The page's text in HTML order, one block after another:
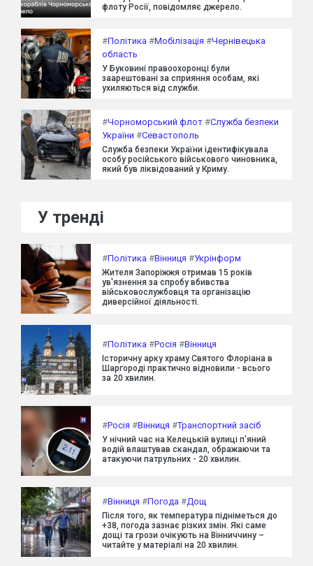
флоту Росії, повідомляє джерело.
#Політика #Мобілізація #Чернівецька
область
У Буковині правоохоронці були
заарештовані за сприяння особам, які
ухиляються від служби.
#Чорноморський флот #Служба безпеки
України #Севастополь
Служба безпеки України ідентифікувала
особу російського військового чиновника,
який був ліквідований у Криму.
У тренді
#Політика #Вінниця #Укрінформ
Жителя Запоріжжя отримав 15 років
ув'язнення за спробу вбивства
військовослужбовця та організацію
диверсійної діяльності.
#Політика #Росія #Вінниця
Історичну арку храму Святого Флоріана в
Шаргороді практично відновили - всього
за 20 хвилин.
#Росія #Вінниця #Транспортний засіб
У нічний час на Келецькій вулиці п'яний
водій влаштував скандал, ображаючи та
атакуючи патрульних - 20 хвилин.
#Вінниця #Погода #Дощ
Після того, як температура підніметься до
+38, погода зазнає різких змін. Які саме
дощі та грози очікують на Вінниччину –
читайте у матеріалі на 20 хвилин.